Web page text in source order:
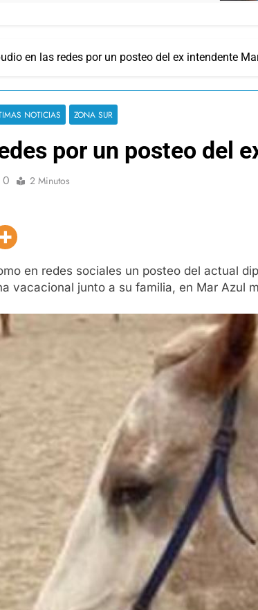
en las redes por un posteo del ex intendente
NOTICIAS ZONA SUR
por un posteo del
0 2 Minutos
en redes sociales un posteo del actual
vacacional junto a su familia, en Mar Azul